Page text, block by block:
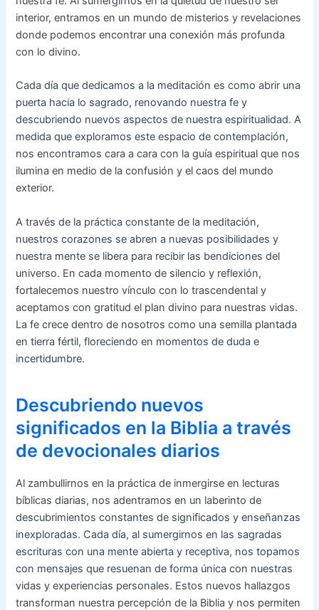
interior, entramos en un mundo de misterios y revelaciones
donde podemos encontrar una conexión más profunda
con lo divino.
Cada día que dedicamos a la meditación es como abrir una
puerta hacia lo sagrado, renovando nuestra fe y
descubriendo nuevos aspectos de nuestra espiritualidad. A
medida que exploramos este espacio de contemplación,
nos encontramos cara a cara con la guía espiritual que nos
ilumina en medio de la confusión y el caos del mundo
exterior.
A través de la práctica constante de la meditación,
nuestros corazones se abren a nuevas posibilidades y
nuestra mente se libera para recibir las bendiciones del
universo. En cada momento de silencio y reflexión,
fortalecemos nuestro vínculo con lo trascendental y
aceptamos con gratitud el plan divino para nuestras vidas.
La fe crece dentro de nosotros como una semilla plantada
en tierra fértil, floreciendo en momentos de duda e
incertidumbre.
Descubriendo nuevos
significados en la Biblia a través
de devocionales diarios
Al zambullirnos en la práctica de inmergirse en lecturas
bíblicas diarias, nos adentramos en un laberinto de
descubrimientos constantes de significados y enseñanzas
inexploradas. Cada día, al sumergirnos en las sagradas
escrituras con una mente abierta y receptiva, nos topamos
con mensajes que resuenan de forma única con nuestras
vidas y experiencias personales. Estos nuevos hallazgos
transforman nuestra percepción de la Biblia y nos permiten